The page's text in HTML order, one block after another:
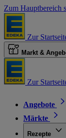
Zum Hauptbereich
Zur
Markt &
Zur
Angebote
Märkte
Rezepte